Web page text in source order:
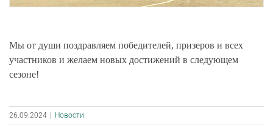
Мы от души поздравляем победителей, призеров и всех
участников и желаем новых достижений в следующем
сезоне!
26.09.2024 Новости